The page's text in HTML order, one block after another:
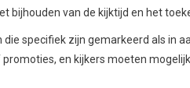
bijhouden van de kijktijd en het
specifiek zijn gemarkeerd als in
en kijkers moeten